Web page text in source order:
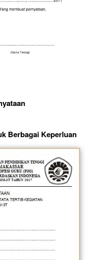
Berbagai Keperluan